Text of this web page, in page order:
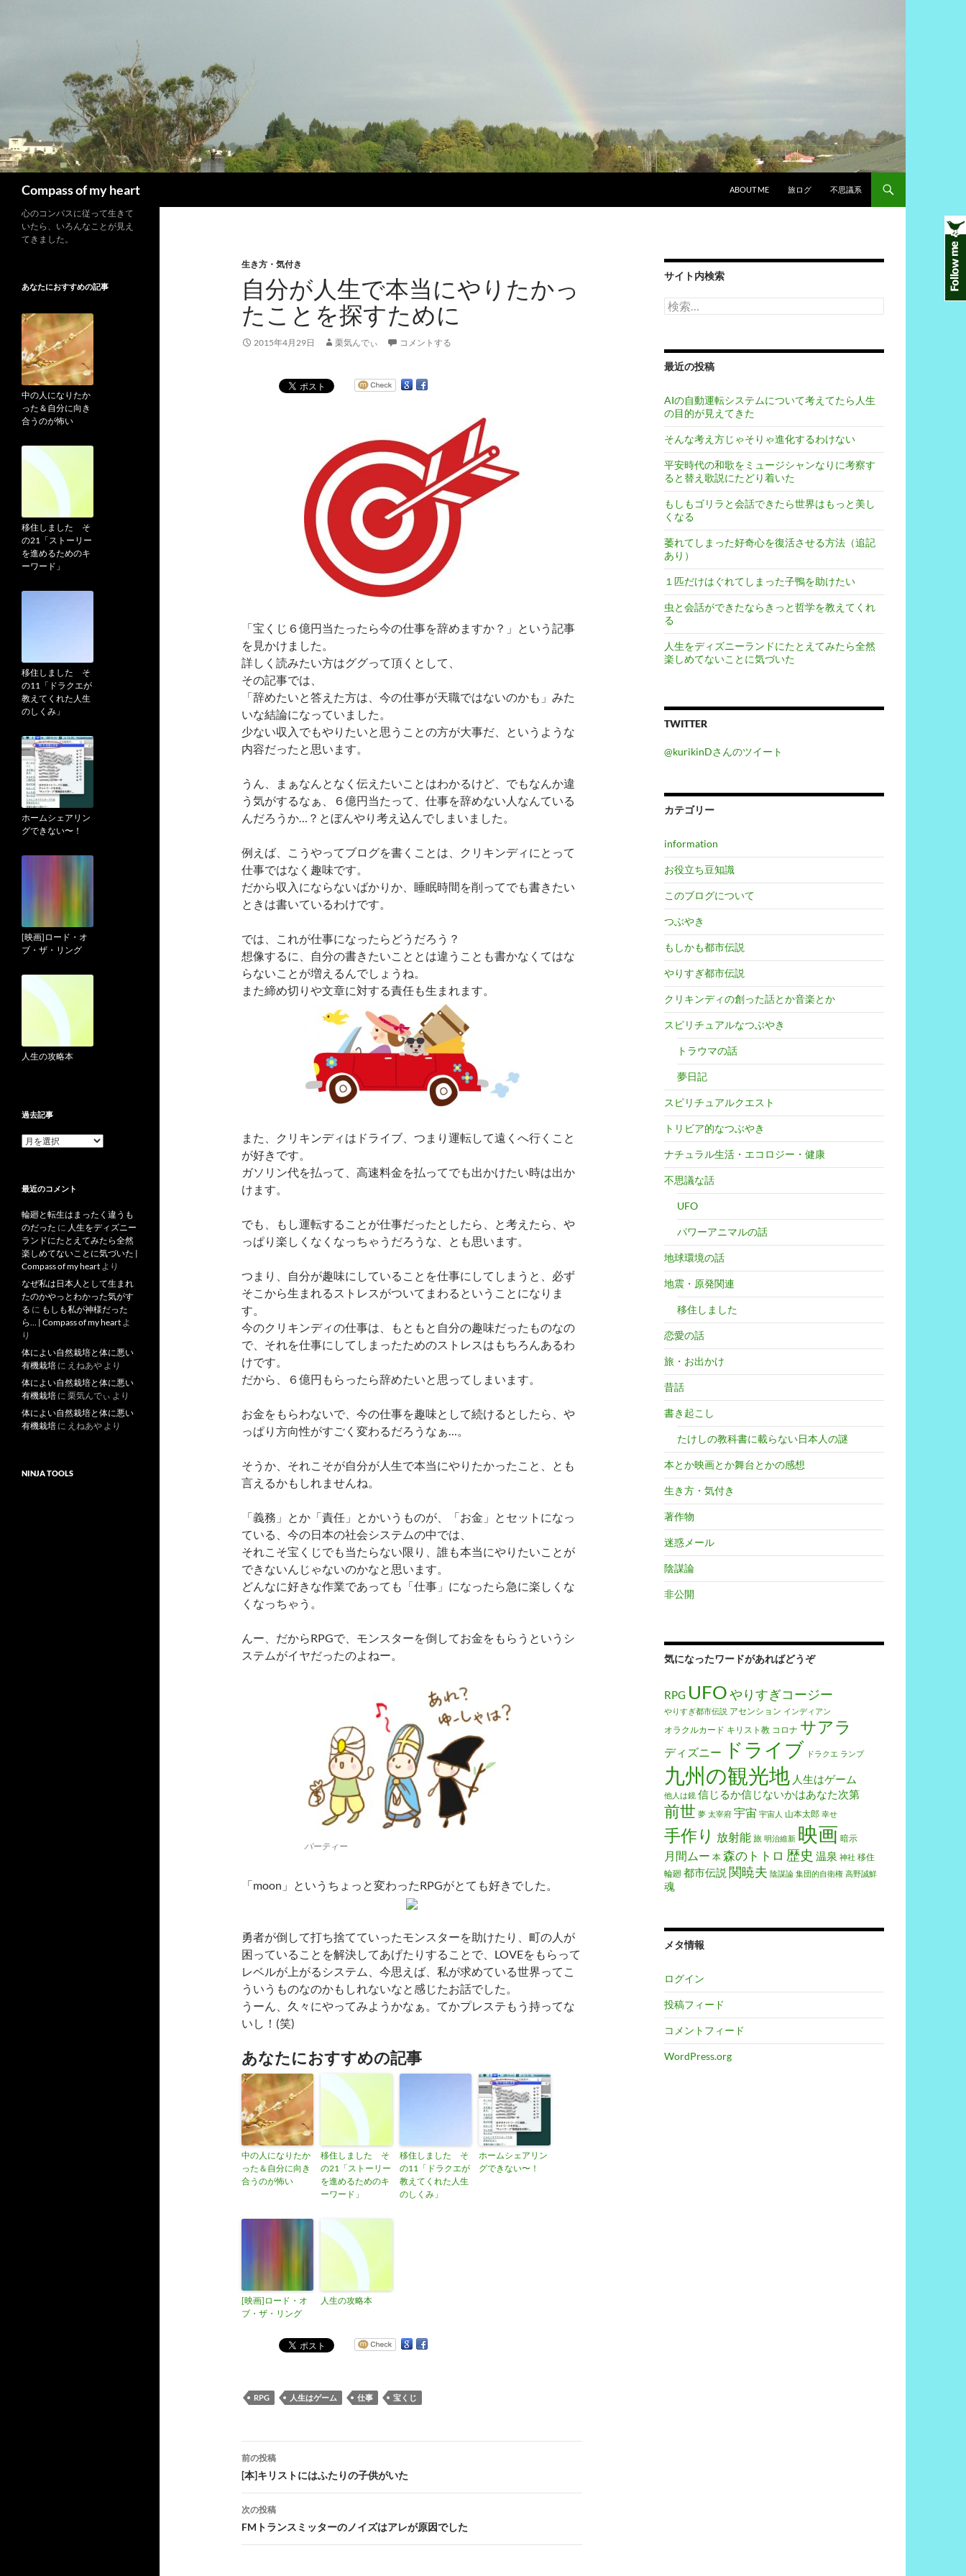
ッ
プ
Compass of my heart ABOUT ME 旅ログ 不思議系
生き方・気付き
自分が人生で本当にやりたかっ
たことを探すために
2015年4月29日 栗気んでぃ コメントする
「宝くじ６億円当たったら今の仕事を辞めますか？」という記事
を見かけました。
詳しく読みたい方はググって頂くとして、
その記事では、
「辞めたいと答えた方は、今の仕事が天職ではないのかも」みた
いな結論になっていました。
少ない収入でもやりたいと思うことの方が大事だ、というような
内容だったと思います。
うん、まぁなんとなく伝えたいことはわかるけど、でもなんか違
う気がするなぁ、６億円当たって、仕事を辞めない人なんている
んだろうか…？とぼんやり考え込んでしまいました。
例えば、こうやってブログを書くことは、クリキンディにとって
仕事ではなく趣味です。
だから収入にならないばかりか、睡眠時間を削ってでも書きたい
ときは書いているわけです。
では、これが仕事になったらどうだろう？
想像するに、自分の書きたいこととは違うことも書かなくてはな
らないことが増えるんでしょうね。
また締め切りや文章に対する責任も生まれます。
また、クリキンディはドライブ、つまり運転して遠くへ行くこと
が好きです。
ガソリン代を払って、高速料金を払ってでも出かけたい時は出か
けます。
でも、もし運転することが仕事だったとしたら、と考えたら、や
っぱり楽しくなくなっちゃうだろうな、とも思います。
つまり、自分が趣味にしていることを仕事にしてしまうと、必ず
そこから生まれるストレスがついてまわるということになりま
す。
今のクリキンディの仕事は、もともと自分の趣味だったものなの
で、それを仕事にしてしまったためのストレスはもちろんあるわ
けです。
だから、６億円もらったら辞めたいと思ってしまいます。
お金をもらわないで、今の仕事を趣味として続けるとしたら、や
っぱり方向性がすごく変わるだろうなぁ…。
そうか、それこそが自分が人生で本当にやりたかったこと、とも
言えるかもしれませんね。
「義務」とか「責任」とかいうものが、「お金」とセットになっ
ている、今の日本の社会システムの中では、
それこそ宝くじでも当たらない限り、誰も本当にやりたいことが
できないんじゃないのかなと思います。
どんなに好きな作業であっても「仕事」になったら急に楽しくな
くなっちゃう。
んー、だからRPGで、モンスターを倒してお金をもらうというシ
ステムがイヤだったのよねー。
パーティー
「moon」というちょっと変わったRPGがとても好きでした。
勇者が倒して打ち捨てていったモンスターを助けたり、町の人が
困っていることを解決してあげたりすることで、LOVEをもらって
レベルが上がるシステム、今思えば、私が求めている世界ってこ
ういうものなのかもしれないなと感じたお話でした。
うーん、久々にやってみようかなぁ。てかプレステもう持ってな
いし！(笑)
あなたにおすすめの記事
中の人になりたか
った＆自分に向き
合うのが怖い
移住しました そ
の21「ストーリー
を進めるためのキ
ーワード」
移住しました そ
の11「ドラクエが
教えてくれた人生
のしくみ」
ホームシェアリン
グできない〜！
[映画]ロード・オ
ブ・ザ・リング
人生の攻略本
RPG 人生はゲーム 仕事 宝くじ
投
稿
ナ
ビ
ゲ
前の投稿
[本]キリストにはふたりの子供がいた
次の投稿
FMトランスミッターのノイズはアレが原因でした
サイト内検索
検
索:
最近の投稿
AIの自動運転システムについて考えてたら人生
の目的が見えてきた
そんな考え方じゃそりゃ進化するわけない
平安時代の和歌をミュージシャンなりに考察す
ると替え歌説にたどり着いた
もしもゴリラと会話できたら世界はもっと美し
くなる
萎れてしまった好奇心を復活させる方法（追記
あり）
１匹だけはぐれてしまった子鴨を助けたい
虫と会話ができたならきっと哲学を教えてくれ
る
人生をディズニーランドにたとえてみたら全然
楽しめてないことに気づいた
TWITTER
@kurikinDさんのツイート
カテゴリー
information
お役立ち豆知識
このブログについて
つぶやき
もしかも都市伝説
やりすぎ都市伝説
クリキンディの創った話とか音楽とか
スピリチュアルなつぶやき
トラウマの話
夢日記
スピリチュアルクエスト
トリビア的なつぶやき
ナチュラル生活・エコロジー・健康
不思議な話
UFO
パワーアニマルの話
地球環境の話
地震・原発関連
移住しました
恋愛の話
旅・お出かけ
昔話
書き起こし
たけしの教科書に載らない日本人の謎
本とか映画とか舞台とかの感想
生き方・気付き
著作物
迷惑メール
陰謀論
非公開
気になったワードがあればどうぞ
RPG UFOやりすぎコージー
やりすぎ都市伝説 アセンション インディアン
オラクルカード キリスト教 コロナ サアラ
ディズニー ドライブ ドラクエ ランプ
九州の観光地 人生はゲーム
他人は鏡 信じるか信じないかはあなた次第
前世 夢 太宰府 宇宙 宇宙人 山本太郎 幸せ
手作り 放射能 旅 明治維新 映画 暗示
月間ムー 本 森のトトロ 歴史 温泉 神社 移住
輪廻 都市伝説 関暁夫 陰謀論 集団的自衛権 高野誠鮮
魂
メタ情報
ログイン
投稿フィード
コメントフィード
WordPress.org
心のコンパスに従って生きて
いたら、いろんなことが見え
てきました。
あなたにおすすめの記事
中の人になりたか
った＆自分に向き
合うのが怖い
移住しました そ
の21「ストーリー
を進めるためのキ
ーワード」
移住しました そ
の11「ドラクエが
教えてくれた人生
のしくみ」
ホームシェアリン
グできない〜！
[映画]ロード・オ
ブ・ザ・リング
人生の攻略本
過去記事
過
最近のコメント
輪廻と転生はまったく違うも
のだった に 人生をディズニー
ランドにたとえてみたら全然
楽しめてないことに気づいた |
Compass of my heart より
なぜ私は日本人として生まれ
たのかやっとわかった気がす
る に もしも私が神様だった
ら… | Compass of my heart よ
り
体によい自然栽培と体に悪い
有機栽培 に えねあや より
体によい自然栽培と体に悪い
有機栽培 に 栗気んでぃ より
体によい自然栽培と体に悪い
有機栽培 に えねあや より
NINJA TOOLS